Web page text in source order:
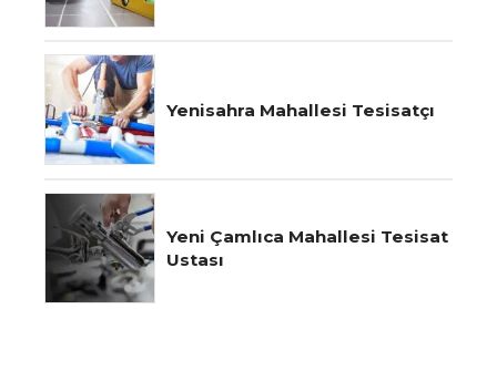
Yenisahra Mahallesi Tesisatçı
Yeni Çamlıca Mahallesi Tesisat
Ustası